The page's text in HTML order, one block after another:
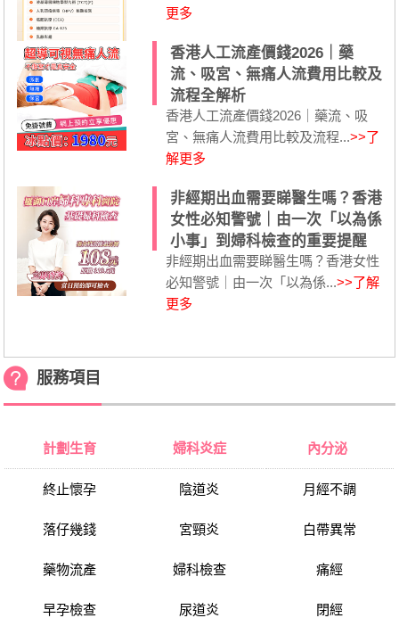
更多
香港人工流產價錢2026｜藥
流、吸宮、無痛人流費用比較及
流程全解析
香港人工流產價錢2026｜藥流、吸
宮、無痛人流費用比較及流程...>>了
解更多
非經期出血需要睇醫生嗎？香港
女性必知警號｜由一次「以為係
小事」到婦科檢查的重要提醒
非經期出血需要睇醫生嗎？香港女性
必知警號｜由一次「以為係...>>了解
更多
服務項目
計劃生育
終止懷孕
落仔幾錢
藥物流產
早孕檢查
婦科炎症
陰道炎
宮頸炎
婦科檢查
尿道炎
內分泌
月經不調
白帶異常
痛經
閉經